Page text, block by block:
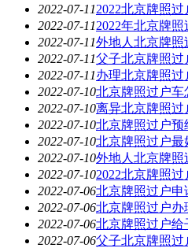
2022-07-112022北京牌照
2022-07-112022年北京牌
2022-07-11外地人北京牌
2022-07-11父子北京牌照
2022-07-11办理北京牌照
2022-07-10北京牌照过户
2022-07-10离异北京牌照
2022-07-10北京牌照过户
2022-07-10北京牌照过户
2022-07-10外地人北京牌
2022-07-102022北京牌照
2022-07-06北京牌照过户
2022-07-06北京牌照过户
2022-07-06北京牌照过户
2022-07-06父子北京牌照